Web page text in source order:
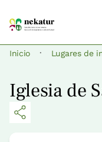
Inicio · Lugares de
Iglesia de